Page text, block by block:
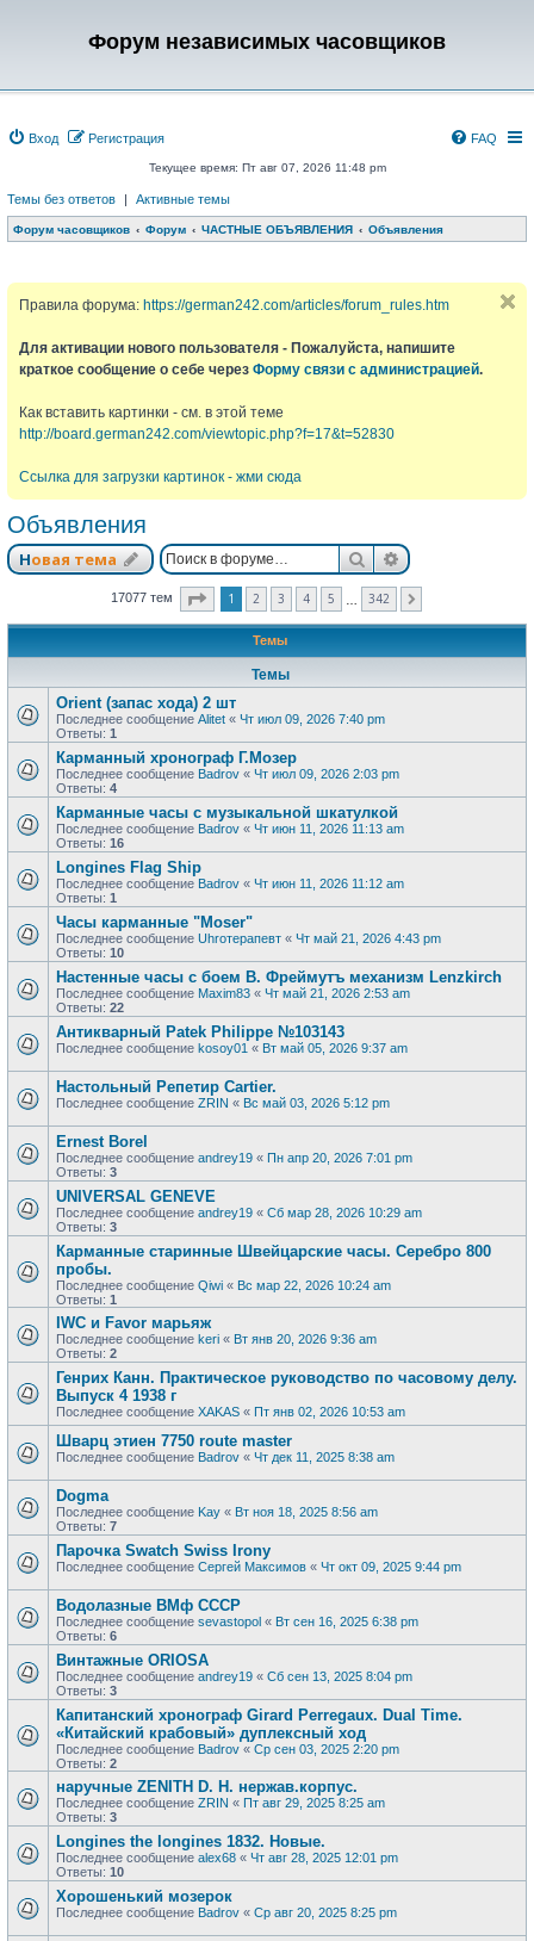
Форум независимых часовщиков
Вход Регистрация FAQ
Текущее время: Пт авг 07, 2026 11:48 pm
Темы без ответов | Активные темы
Форум часовщиков Форум ЧАСТНЫЕ ОБЪЯВЛЕНИЯ Объявления
Правила форума: https://german242.com/articles/forum_rules.htm
Для активации нового пользователя - Пожалуйста, напишите
краткое сообщение о себе через Форму связи с администрацией.
Как вставить картинки - см. в этой теме
http://board.german242.com/viewtopic.php?f=17&t=52830
Ссылка для загрузки картинок - жми сюда
Объявления
Новая тема ПоискРасширенный
17077 тем Страница из 342
1 2 3 4 5 342
Темы
Темы
Orient (запас хода) 2 шт
Последнее сообщение Alitet « Чт июл 09, 2026 7:40 pm
Ответы: 1
Карманный хронограф Г.Мозер
Последнее сообщение Badrov « Чт июл 09, 2026 2:03 pm
Ответы: 4
Карманные часы с музыкальной шкатулкой
Последнее сообщение Badrov « Чт июн 11, 2026 11:13 am
Ответы: 16
Longines Flag Ship
Последнее сообщение Badrov « Чт июн 11, 2026 11:12 am
Ответы: 1
Часы карманные "Moser"
Последнее сообщение Uhroтерапевт « Чт май 21, 2026 4:43 pm
Ответы: 10
Настенные часы с боем В. Фреймутъ механизм Lenzkirch
Последнее сообщение Maxim83 « Чт май 21, 2026 2:53 am
Ответы: 22
Антикварный Patek Philippe №103143
Последнее сообщение kosoy01 « Вт май 05, 2026 9:37 am
Настольный Репетир Cartier.
Последнее сообщение ZRIN « Вс май 03, 2026 5:12 pm
Ernest Borel
Последнее сообщение andrey19 « Пн апр 20, 2026 7:01 pm
Ответы: 3
UNIVERSAL GENEVE
Последнее сообщение andrey19 « Сб мар 28, 2026 10:29 am
Ответы: 3
Карманные старинные Швейцарские часы. Серебро 800
пробы.
Последнее сообщение Qiwi « Вс мар 22, 2026 10:24 am
Ответы: 1
IWC и Favor марьяж
Последнее сообщение keri « Вт янв 20, 2026 9:36 am
Ответы: 2
Генрих Канн. Практическое руководство по часовому делу.
Выпуск 4 1938 г
Последнее сообщение XAKAS « Пт янв 02, 2026 10:53 am
Шварц этиен 7750 route master
Последнее сообщение Badrov « Чт дек 11, 2025 8:38 am
Dogma
Последнее сообщение Kay « Вт ноя 18, 2025 8:56 am
Ответы: 7
Парочка Swatch Swiss Irony
Последнее сообщение Сергей Максимов « Чт окт 09, 2025 9:44 pm
Водолазные ВМф СССР
Последнее сообщение sevastopol « Вт сен 16, 2025 6:38 pm
Ответы: 6
Винтажные ORIOSA
Последнее сообщение andrey19 « Сб сен 13, 2025 8:04 pm
Ответы: 3
Капитанский хронограф Girard Perregaux. Dual Time.
«Китайский крабовый» дуплексный ход
Последнее сообщение Badrov « Ср сен 03, 2025 2:20 pm
Ответы: 2
наручные ZENITH D. H. нержав.корпус.
Последнее сообщение ZRIN « Пт авг 29, 2025 8:25 am
Ответы: 3
Longines the longines 1832. Новые.
Последнее сообщение alex68 « Чт авг 28, 2025 12:01 pm
Ответы: 10
Хорошенький мозерок
Последнее сообщение Badrov « Ср авг 20, 2025 8:25 pm